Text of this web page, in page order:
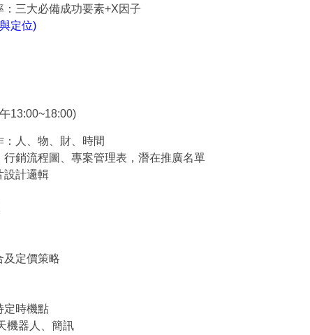
三大必備成功要素+X因子
定位)
13:00~18:00)
人、物、財、時間
銷流程圖、專案管理表，潛在推廣名單
設計邏輯
及定價策略
定時機點
機器人、簡訊